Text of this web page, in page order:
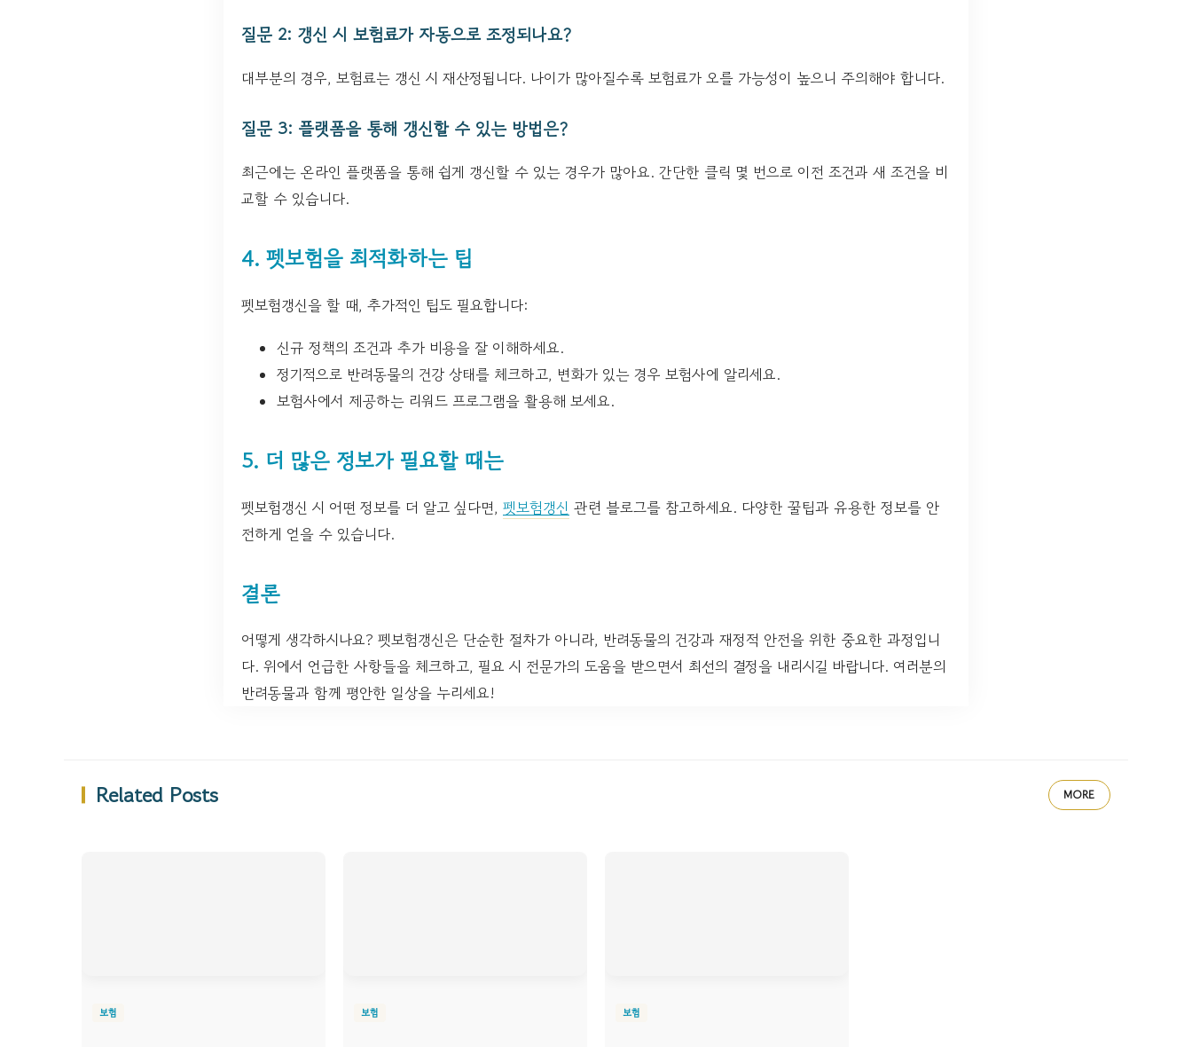
질문 2: 갱신 시 보험료가 자동으로 조정되나요?
대부분의 경우, 보험료는 갱신 시 재산정됩니다. 나이가 많아질수록 보험료가 오를 가능성이 높으니 주의해야 합니다.
질문 3: 플랫폼을 통해 갱신할 수 있는 방법은?
최근에는 온라인 플랫폼을 통해 쉽게 갱신할 수 있는 경우가 많아요. 간단한 클릭 몇 번으로 이전 조건과 새 조건을 비
교할 수 있습니다.
4. 펫보험을 최적화하는 팁
펫보험갱신을 할 때, 추가적인 팁도 필요합니다:
신규 정책의 조건과 추가 비용을 잘 이해하세요.
정기적으로 반려동물의 건강 상태를 체크하고, 변화가 있는 경우 보험사에 알리세요.
보험사에서 제공하는 리워드 프로그램을 활용해 보세요.
5. 더 많은 정보가 필요할 때는
펫보험갱신 시 어떤 정보를 더 알고 싶다면, 펫보험갱신 관련 블로그를 참고하세요. 다양한 꿀팁과 유용한 정보를 안
전하게 얻을 수 있습니다.
결론
어떻게 생각하시나요? 펫보험갱신은 단순한 절차가 아니라, 반려동물의 건강과 재정적 안전을 위한 중요한 과정입니
다. 위에서 언급한 사항들을 체크하고, 필요 시 전문가의 도움을 받으면서 최선의 결정을 내리시길 바랍니다. 여러분의
반려동물과 함께 평안한 일상을 누리세요!
Related Posts MORE
보험 보험 보험